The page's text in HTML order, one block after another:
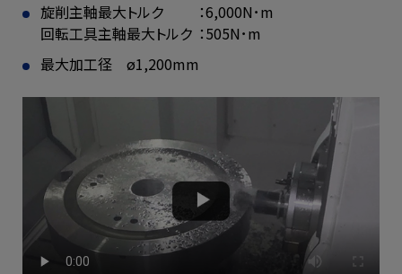
旋削主軸最大トルク
：6,000N･m
回転工具主軸最大トルク ：505N･m
最大加工径 ø1,200mm